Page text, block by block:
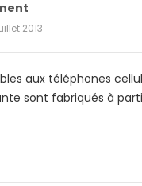
2013
aux téléphones
sont fabriqués à